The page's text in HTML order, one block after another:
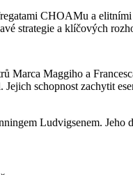
CHOAMu a
strategie a klíčových
Marca Maggiho a
schopnost zachytit
Ludvigsenem.